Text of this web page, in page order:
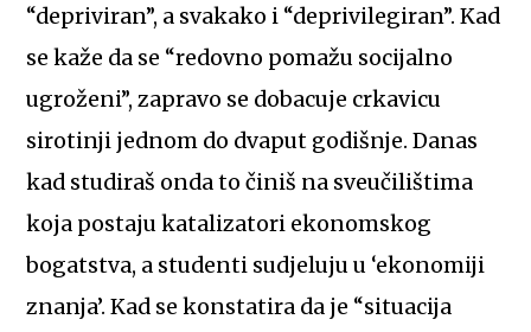
“depriviran”, a svakako i “deprivilegiran”. Kad
se kaže da se “redovno pomažu socijalno
ugroženi”, zapravo se dobacuje crkavicu
sirotinji jednom do dvaput godišnje. Danas
kad studiraš onda to činiš na sveučilištima
koja postaju katalizatori ekonomskog
bogatstva, a studenti sudjeluju u ‘ekonomiji
znanja’. Kad se konstatira da je “situacija